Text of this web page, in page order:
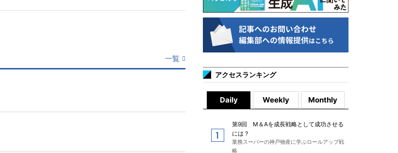
一覧
アクセスランキング
Daily Weekly Monthly
第9回 M＆Aを成長戦略として成功させる
には？
業務スーパーの神戸物産に学ぶロールアップ戦
略